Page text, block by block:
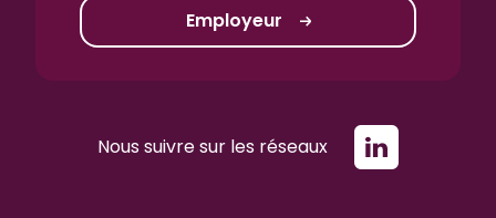
Employeur
Nous suivre sur les réseaux